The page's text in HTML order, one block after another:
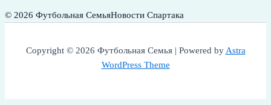
© 2026 Футбольная СемьяНовости Спартака
Copyright © 2026 Футбольная Семья | Powered byAstra
WordPress Theme